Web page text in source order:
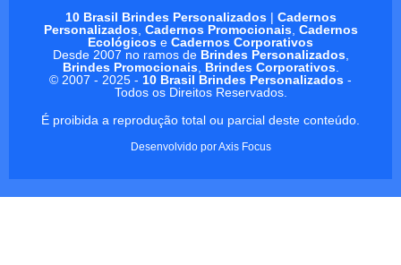
10 Brasil Brindes Personalizados| Cadernos
Personalizados, Cadernos Promocionais, Cadernos
Ecológicos e Cadernos Corporativos
Desde 2007 no ramos de Brindes Personalizados,
Brindes Promocionais, Brindes Corporativos.
© 2007 - 2025 - 10 Brasil Brindes Personalizados -
Todos os Direitos Reservados.
É proibida a reprodução total ou parcial deste conteúdo.
Desenvolvido porAxis Focus